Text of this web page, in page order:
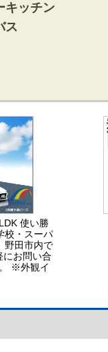
キッチン
ス
使い勝
校・スーパ
野田市内で
にお問い合
※外観イ